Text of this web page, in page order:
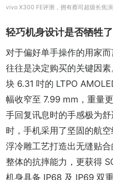
vivo X300 FE评测，拥有蔡司超级长焦
轻巧机身设计是否牺牲
对于偏好单手操作的用家
往往是决定购买的关键因
块 6.31 吋的 LTPO
幅收窄至 7.99 mm，重量
手回复讯息时的手感极为
时，手机采用了坚固的航
浮冷雕工艺打造出无缝贴
整体的抗摔能力，更获得
机身具备 IP68 及 IP69 双